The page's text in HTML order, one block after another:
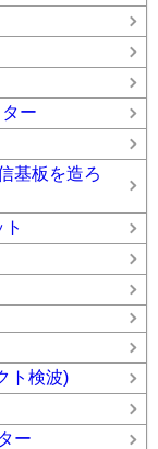
ー
基板を造ろ
ト検波)
ー